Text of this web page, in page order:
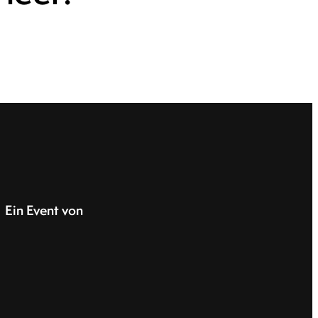
Ein Event von